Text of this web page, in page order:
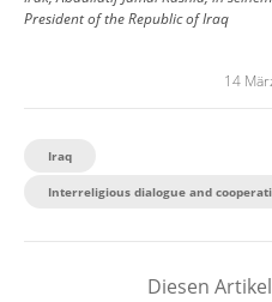
President of the Republic of Iraq
14
Iraq
Interreligious dialogue and
Diesen